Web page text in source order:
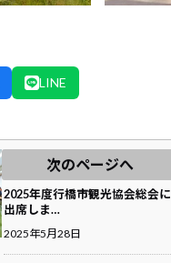
LINE
次のページへ
2025年度行橋市観光協会総会に
出席しま…
2025年5月28日